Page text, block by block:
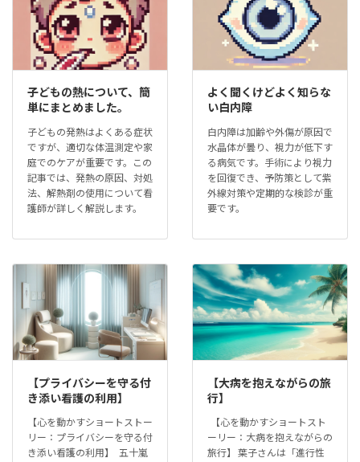
子どもの熱について、簡
単にまとめました。
子どもの発熱はよくある症状
ですが、適切な体温測定や家
庭でのケアが重要です。この
記事では、発熱の原因、対処
法、解熱剤の使用について看
護師が詳しく解説します。
よく聞くけどよく知らな
い白内障
白内障は加齢や外傷が原因で
水晶体が曇り、視力が低下す
る病気です。手術により視力
を回復でき、予防策として紫
外線対策や定期的な検診が重
要です。
【プライバシーを守る付
き添い看護の利用】
【心を動かすショートストー
リー：プライバシーを守る付
き添い看護の利用】 五十嵐
【大病を抱えながらの旅
行】
【心を動かすショートスト
ーリー：大病を抱えながらの
旅行】 葉子さんは「進行性